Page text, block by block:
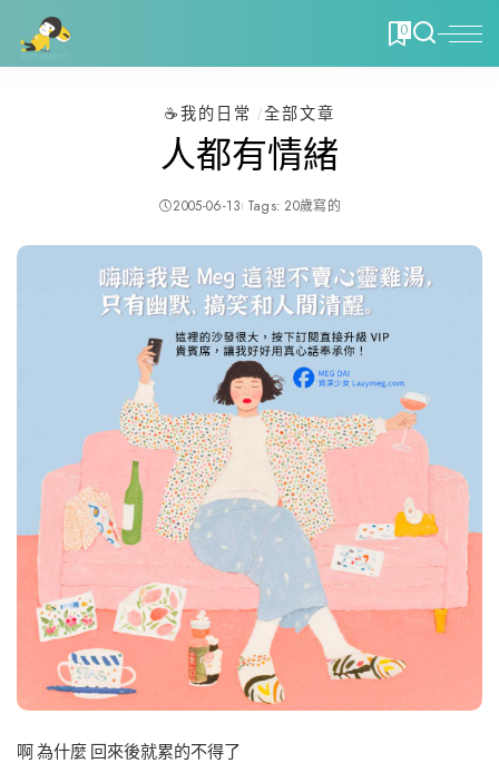
0
☕️我的日常 全部文章
人都有情緒
2005-06-13 Tags: 20歲寫的
啊 為什麼 回來後就累的不得了